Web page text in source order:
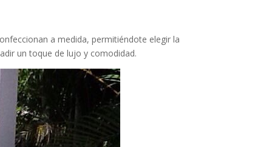
a medida, permitiéndote elegir la
un toque de lujo y comodidad.